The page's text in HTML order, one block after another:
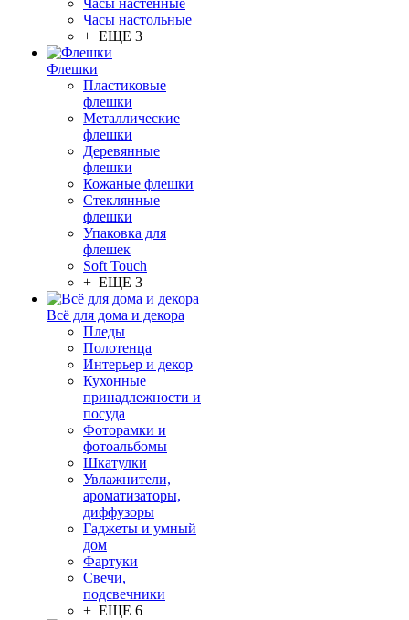
Часы настенные
Часы настольные
+ ЕЩЕ 3
Флешки
Пластиковые
флешки
Металлические
флешки
Деревянные
флешки
Кожаные флешки
Стеклянные
флешки
Упаковка для
флешек
Soft Touch
+ ЕЩЕ 3
Всё для дома и декора
Пледы
Полотенца
Интерьер и декор
Кухонные
принадлежности и
посуда
Фоторамки и
фотоальбомы
Шкатулки
Увлажнители,
ароматизаторы,
диффузоры
Гаджеты и умный
дом
Фартуки
Свечи,
подсвечники
+ ЕЩЕ 6